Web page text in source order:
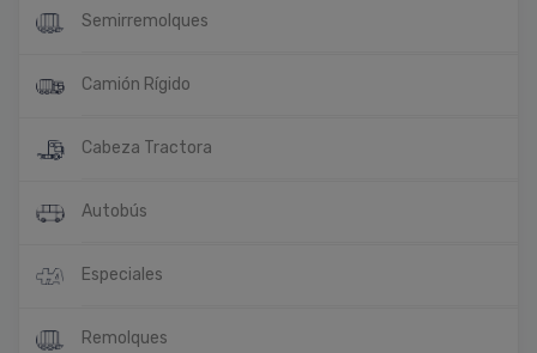
Semirremolques
Camión Rígido
Cabeza Tractora
Autobús
Especiales
Remolques